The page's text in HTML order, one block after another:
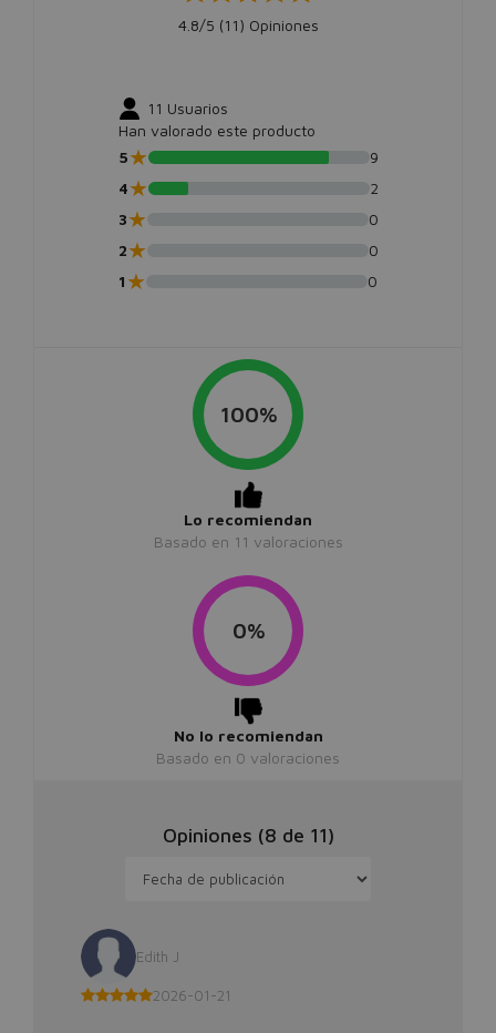
4.8/5 (11) Opiniones
11 Usuarios
Han valorado este producto
5★
9
4★
2
3★
0
2★
0
1★ 0
100%
Lo recomiendan
Basado en 11 valoraciones
0%
No lo recomiendan
Basado en 0 valoraciones
Opiniones (8 de 11)
Edith J
2026-01-21